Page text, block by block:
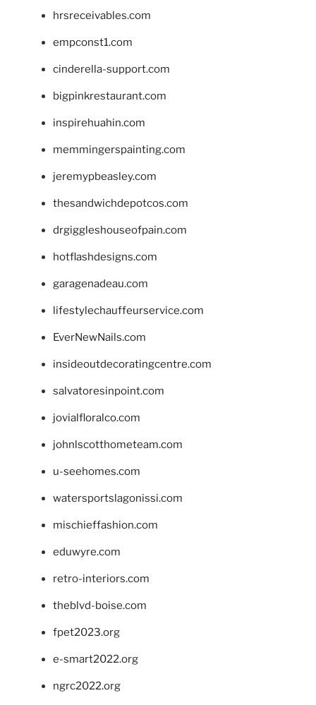
hrsreceivables.com
empconst1.com
cinderella-support.com
bigpinkrestaurant.com
inspirehuahin.com
memmingerspainting.com
jeremypbeasley.com
thesandwichdepotcos.com
drgiggleshouseofpain.com
hotflashdesigns.com
garagenadeau.com
lifestylechauffeurservice.com
EverNewNails.com
insideoutdecoratingcentre.com
salvatoresinpoint.com
jovialfloralco.com
johnlscotthometeam.com
u-seehomes.com
watersportslagonissi.com
mischieffashion.com
eduwyre.com
retro-interiors.com
theblvd-boise.com
fpet2023.org
e-smart2022.org
ngrc2022.org